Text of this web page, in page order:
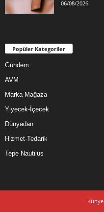
06/08/2026
Popüler Kategoriler
Gündem
AVM
Marka-Mağaza
Yiyecek-İçecek
Dünyadan
Hizmet-Tedarik
Tepe Nautilus
Künye